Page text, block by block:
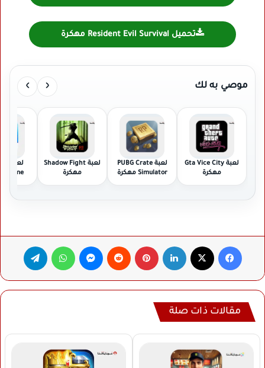
تحميل Resident Evil Survival مهكرة
موصي به لك ‹
›
لعبة Gta Vice City
مهكرة
لعبة PUBG Crate
Simulator مهكرة
لعبة Shadow Fight
مهكرة
Game
فيسبوك لينكدإن بينتيريست ماسنجر واتساب
مقالات ذات صلة